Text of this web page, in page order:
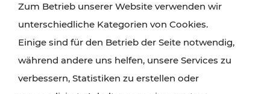
finden Sie hier im Überblick.
Zum Betrieb unserer Website verwenden wir
unterschiedliche Kategorien von Cookies.
Einige sind für den Betrieb der Seite notwendig,
während andere uns helfen, unsere Services zu
verbessern, Statistiken zu erstellen oder